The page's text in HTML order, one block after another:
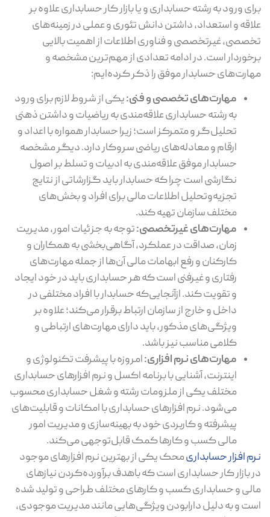
برای ورود به رشته حسابداری و یا بازار کار حسابداری علاوه بر
علاقه و استعداد، داشتن دانش تئوری و عملی در زمینه‌های
تخصصی، غیرتخصصی و فناوری اطلاعات از اهمیت بالایی
برخوردار است. در ادامه تعدادی از مهم‌ترین مشخصه و
مهارت‌های حسابدار موفق را ذکر کرده‌ایم:
مهارت‌های تخصصی و فنی:یکی از شروط لازم برای ورود
به رشته حسابداری علاقه‌مندی به ریاضیات و داشتن ذهنی
تحلیل‌گر و متمرکز است؛ زیرا حسابدار همواره با اعداد و
ارقام و معادله‌های ریاضی سروکار دارد. دیگر مشخصه
حسابدار موفق علاقه‌مندی به ادبیات و تسلط بر اصول
نگارشی است چرا که حسابدار باید گزارشاتی از نتایج
تجزیه‌وتحلیل اطلاعات مالی برای افراد و بخش‌های
مختلف سازمان تهیه کند.
مهارت‌های غیرتخصصی:توجه به جزئیات امور، مدیریت
زمان، صداقت در عملکرد، آگاهی‌بخشی به همکاران و
کارکنان و رفع ابهامات مالی آن‌ها از جمله مهارت‌های
رفتاری و غیرفنی است که هر حسابداری باید در خود ایجاد
و تقویت کند. ازآنجایی‌که حسابدار با افراد مختلفی در
داخل و خارج از سازمان ارتباط برقرار می‌کند؛ علاوه بر
ویژگی‌های مذکور، باید دارای مهارت‌های ارتباطی و
کلامی مناسب نیز باشد.
مهارت‌های نرم افزاری:امروزه با پیشرفت تکنولوژی و
اینترنت، آشنایی با برنامه اکسل و نرم افزارهای حسابداری
مختلف یکی از ملزومات رشته و شغل حسابداری محسوب
می‌شود. نرم افزارهای حسابداری با امکانات و قابلیت‌های
پیشرفته و کاربردی خود به بهینه‌سازی و مدیریت امور
مالی کسب و کارها کمک قابل‌توجهی می‌کند.
نرم افزار حسابداریمحک یکی از بهترین نرم افزارهای موجود
در بازار کار حسابداری است که باهدف برآورده‌کردن نیازهای
مالی و حسابداری کسب و کارهای مختلف طراحی و تولید شده
است و به دلیل دارابودن ویژگی‌هایی مانند مدیریت موجودی،